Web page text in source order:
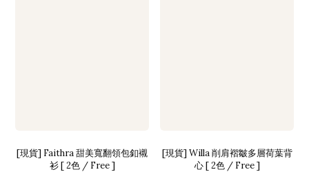
[現貨] Faithra 甜美寬翻領包釦襯
衫 [ 2色 / Free ]
[現貨] Willa 削肩褶皺多層荷葉背
心 [ 2色 / Free ]